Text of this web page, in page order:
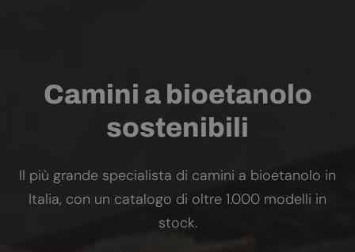
Camini a bioetanolo
sostenibili
Il più grande specialista di camini a bioetanolo in
Italia, con un catalogo di oltre 1.000 modelli in
stock.